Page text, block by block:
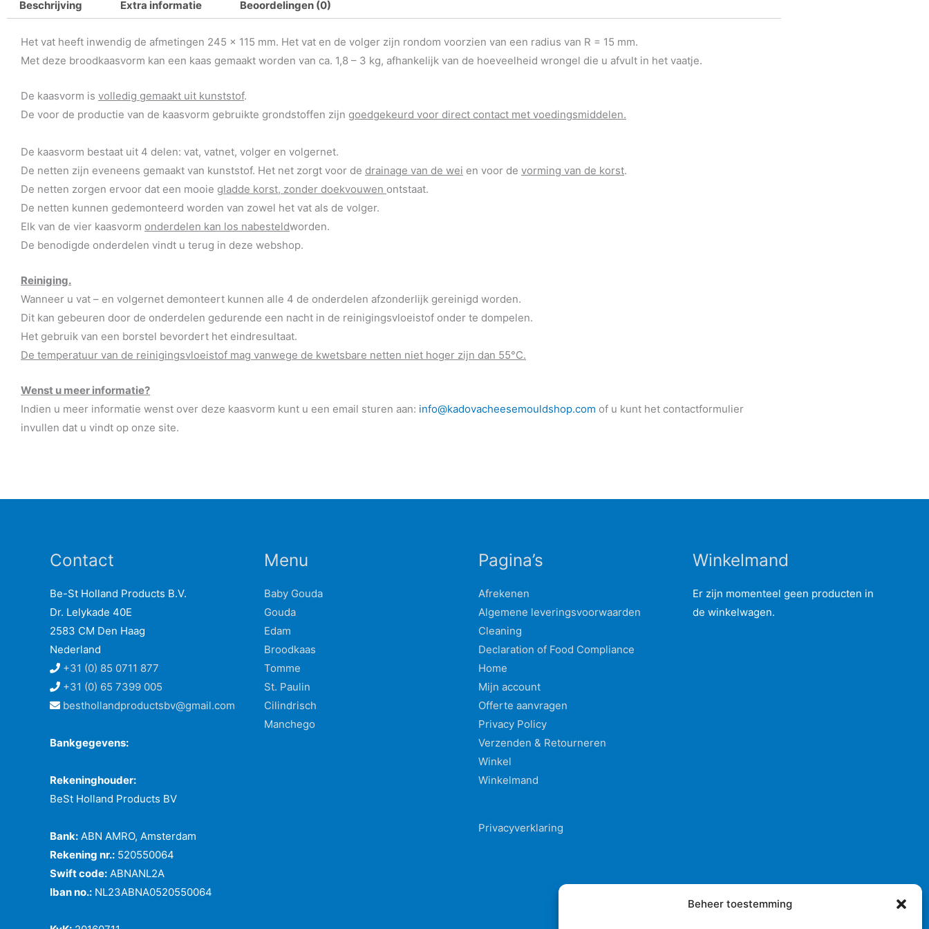
Beheer toestemming
Beschrijving Extra informatie Beoordelingen (0)
Het vat heeft inwendig de afmetingen 245 x 115 mm. Het vat en de volger zijn rondom voorzien van een radius van R = 15 mm.
Met deze broodkaasvorm kan een kaas gemaakt worden van ca. 1,8 – 3 kg, afhankelijk van de hoeveelheid wrongel die u afvult in het vaatje.
De kaasvorm is volledig gemaakt uit kunststof.
De voor de productie van de kaasvorm gebruikte grondstoffen zijn goedgekeurd voor direct contact met voedingsmiddelen.
De kaasvorm bestaat uit 4 delen: vat, vatnet, volger en volgernet.
De netten zijn eveneens gemaakt van kunststof. Het net zorgt voor de drainage van de wei en voor de vorming van de korst.
De netten zorgen ervoor dat een mooie gladde korst, zonder doekvouwen ontstaat.
De netten kunnen gedemonteerd worden van zowel het vat als de volger.
Elk van de vier kaasvorm onderdelen kan los nabesteldworden.
De benodigde onderdelen vindt u terug in deze webshop.
Reiniging.
Wanneer u vat – en volgernet demonteert kunnen alle 4 de onderdelen afzonderlijk gereinigd worden.
Dit kan gebeuren door de onderdelen gedurende een nacht in de reinigingsvloeistof onder te dompelen.
Het gebruik van een borstel bevordert het eindresultaat.
De temperatuur van de reinigingsvloeistof mag vanwege de kwetsbare netten niet hoger zijn dan 55°C.
Wenst u meer informatie?
Indien u meer informatie wenst over deze kaasvorm kunt u een email sturen aan: info@kadovacheesemouldshop.com of u kunt het contactformulier
invullen dat u vindt op onze site.
Contact
Be-St Holland Products B.V.
Dr. Lelykade 40E
2583 CM Den Haag
Nederland
+31 (0) 85 0711 877
+31 (0) 65 7399 005
besthollandproductsbv@gmail.com
Bankgegevens:
Rekeninghouder:
BeSt Holland Products BV
Bank: ABN AMRO, Amsterdam
Rekening nr.: 520550064
Swift code: ABNANL2A
Iban no.: NL23ABNA0520550064
Menu
Baby Gouda
Gouda
Edam
Broodkaas
Tomme
St. Paulin
Cilindrisch
Manchego
Pagina’s
Afrekenen
Algemene leveringsvoorwaarden
Cleaning
Declaration of Food Compliance
Home
Mijn account
Offerte aanvragen
Privacy Policy
Verzenden & Retourneren
Winkel
Winkelmand
Privacyverklaring
Winkelmand